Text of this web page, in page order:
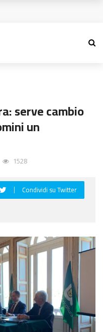
serve cambio
un
1528
Condividi su Twitter